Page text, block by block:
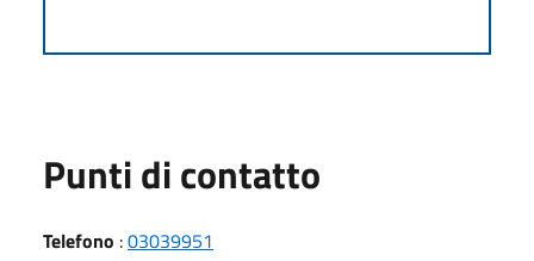
Punti di contatto
Telefono :03039951